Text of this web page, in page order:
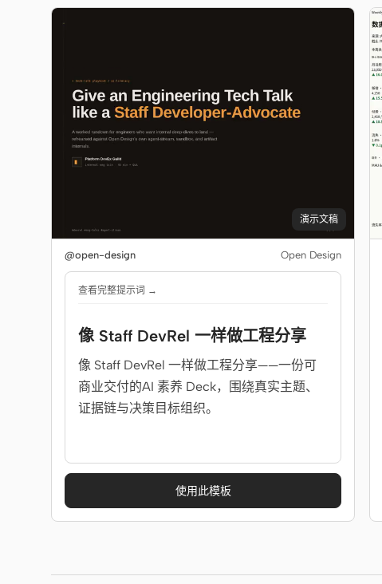
演示文稿
@open-design Open Design
查看完整提示词 →
像 Staff DevRel 一样做工程分享
像 Staff DevRel 一样做工程分享——一份可
商业交付的AI 素养 Deck，围绕真实主题、
证据链与决策目标组织。
使用此模板